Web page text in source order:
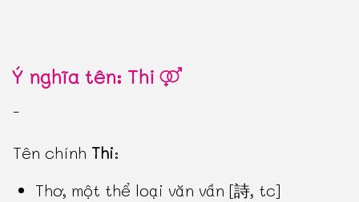
Ý nghĩa tên: Thi
-
Tên chính Thi:
Thơ, một thể loại văn vần [詩, tc]